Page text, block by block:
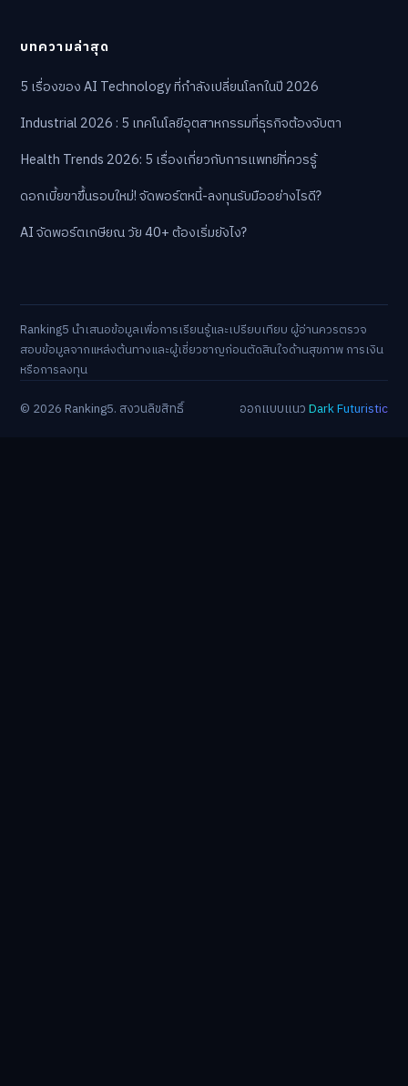
บทความล่าสุด
5 เรื่องของ AI Technology ที่กำลังเปลี่ยนโลกในปี 2026
Industrial 2026 : 5 เทคโนโลยีอุตสาหกรรมที่ธุรกิจต้องจับตา
Health Trends 2026: 5 เรื่องเกี่ยวกับการแพทย์ที่ควรรู้
ดอกเบี้ยขาขึ้นรอบใหม่! จัดพอร์ตหนี้-ลงทุนรับมืออย่างไรดี?
AI จัดพอร์ตเกษียณ วัย 40+ ต้องเริ่มยังไง?
Ranking5 นำเสนอข้อมูลเพื่อการเรียนรู้และเปรียบเทียบ ผู้อ่านควรตรวจ
สอบข้อมูลจากแหล่งต้นทางและผู้เชี่ยวชาญก่อนตัดสินใจด้านสุขภาพ การเงิน
หรือการลงทุน
© 2026 Ranking5. สงวนลิขสิทธิ์
ออกแบบแนวDark Futuristic